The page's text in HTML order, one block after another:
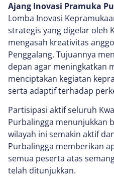
Ajang Inovasi Pramuka
Lomba Inovasi
strategis yang digelar oleh
mengasah kreativitas
Penggalang. Tujuannya
depan agar meningkatkan
menciptakan kegiatan
serta adaptif terhadap
Partisipasi aktif seluruh
Purbalingga menunjukkan
wilayah ini semakin aktif
Purbalingga memberikan
semua peserta atas
telah ditunjukkan.